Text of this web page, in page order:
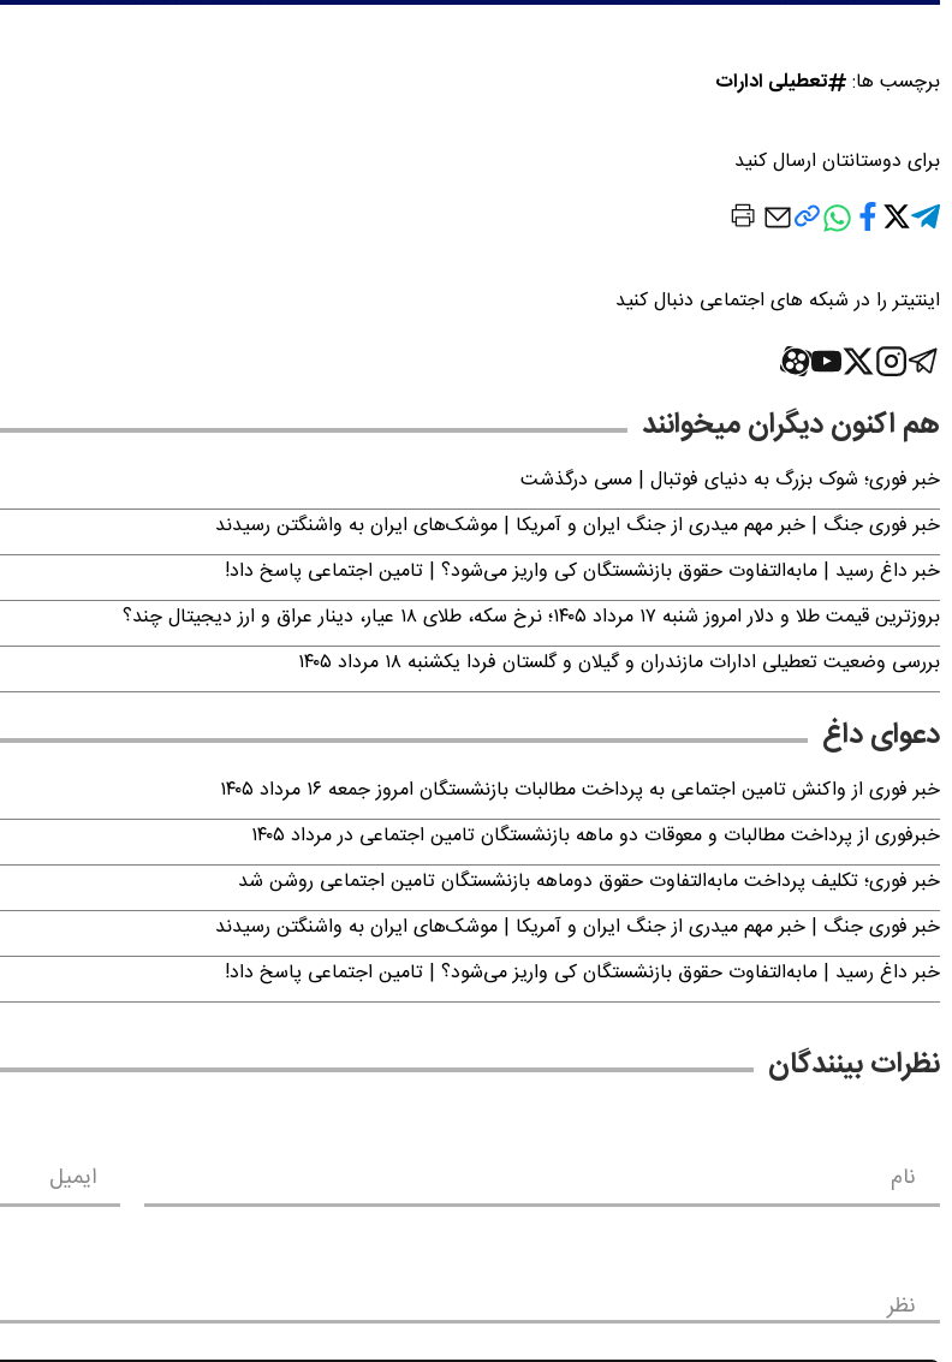
برچسب ها: تعطیلی ادارات
برای دوستانتان ارسال کنید
اینتیتر را در شبکه های اجتماعی دنبال کنید
هم اکنون دیگران میخوانند
خبر فوری؛‌ شوک بزرگ به دنیای فوتبال | مسی درگذشت
خبر فوری جنگ | خبر مهم میدری از جنگ ایران و آمریکا | موشک‌های ایران به واشنگتن رسیدند
خبر داغ رسید | مابه‌التفاوت حقوق بازنشستگان کی واریز می‌شود؟ | تامین اجتماعی پاسخ داد!
بروزترین قیمت طلا و دلار امروز شنبه ۱۷ مرداد ۱۴۰۵؛ نرخ سکه، طلای ۱۸ عیار، دینار عراق و ارز دیجیتال چند؟
بررسی وضعیت تعطیلی ادارات مازندران و گیلان و گلستان فردا یکشنبه ۱۸ مرداد ۱۴۰۵
دعوای داغ
خبر فوری از واکنش تامین اجتماعی به پرداخت مطالبات بازنشستگان امروز جمعه ۱۶ مرداد ۱۴۰۵
خبرفوری از پرداخت مطالبات و معوقات دو ماهه بازنشستگان تامین اجتماعی در مرداد ۱۴۰۵
خبر فوری؛ تکلیف پرداخت مابه‌التفاوت حقوق دوماهه بازنشستگان تامین اجتماعی روشن شد
خبر فوری جنگ | خبر مهم میدری از جنگ ایران و آمریکا | موشک‌های ایران به واشنگتن رسیدند
خبر داغ رسید | مابه‌التفاوت حقوق بازنشستگان کی واریز می‌شود؟ | تامین اجتماعی پاسخ داد!
نظرات بینندگان
نام ایمیل
نظر